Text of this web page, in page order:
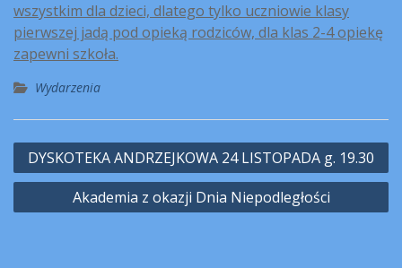
wszystkim dla dzieci, dlatego tylko uczniowie klasy
pierwszej jadą pod opieką rodziców, dla klas 2-4 opiekę
zapewni szkoła.
Wydarzenia
Nawigacja
wpisu
DYSKOTEKA ANDRZEJKOWA 24 LISTOPADA g. 19.30
Akademia z okazji Dnia Niepodległości